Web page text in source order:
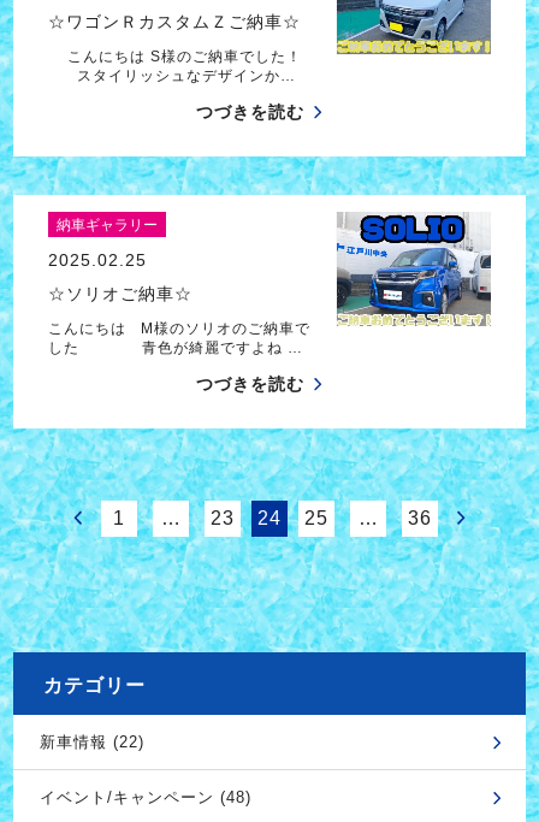
☆ワゴンＲカスタムＺご納車☆
こんにちは S様のご納車でした！
スタイリッシュなデザインか…
つづきを読む
納車ギャラリー
2025.02.25
☆ソリオご納車☆
こんにちは M様のソリオのご納車で
した 青色が綺麗ですよね …
つづきを読む
1 … 23 24 25 … 36
カテゴリー
新車情報 (22)
イベント/キャンペーン (48)